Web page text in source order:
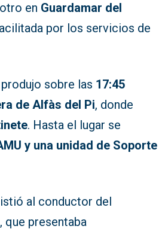
en Guardamar del
por los servicios de
sobre las 17:45
de Alfàs del Pi, donde
. Hasta el lugar se
y una unidad de Soporte
al conductor del
, que presentaba